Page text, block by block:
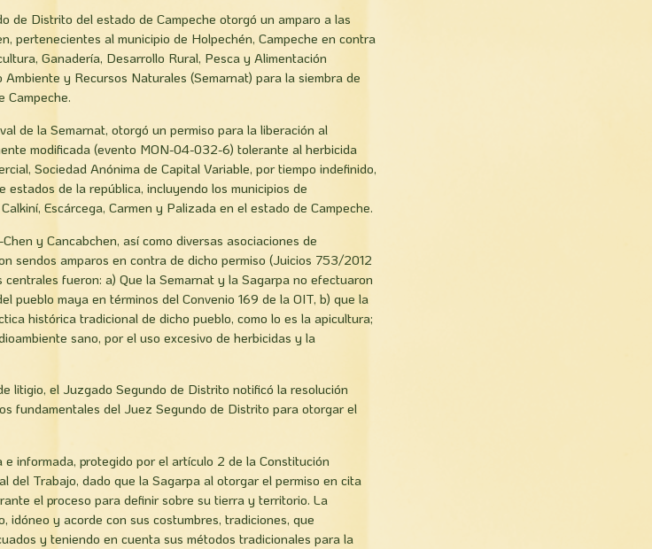
de Distrito del estado de Campeche otorgó un amparo a las
pertenecientes al municipio de Holpechén, Campeche en contra
Ganadería, Desarrollo Rural, Pesca y Alimentación
y Recursos Naturales (Semarnat) para la siembra de
Campeche.
de la Semarnat, otorgó un permiso para la liberación al
modificada (evento MON-04-032-6) tolerante al herbicida
Sociedad Anónima de Capital Variable, por tiempo indefinido,
de la república, incluyendo los municipios de
Escárcega, Carmen y Palizada en el estado de Campeche.
y Cancabchen, así como diversas asociaciones de
sendos amparos en contra de dicho permiso (Juicios 753/2012
fueron: a) Que la Semarnat y la Sagarpa no efectuaron
pueblo maya en términos del Convenio 169 de la OIT, b) que la
histórica tradicional de dicho pueblo, como lo es la apicultura;
sano, por el uso excesivo de herbicidas y la
litigio, el Juzgado Segundo de Distrito notificó la resolución
fundamentales del Juez Segundo de Distrito para otorgar el
e informada, protegido por el artículo 2 de la Constitución
del Trabajo, dado que la Sagarpa al otorgar el permiso en cita
el proceso para definir sobre su tierra y territorio. La
idóneo y acorde con sus costumbres, tradiciones, que
y teniendo en cuenta sus métodos tradicionales para la